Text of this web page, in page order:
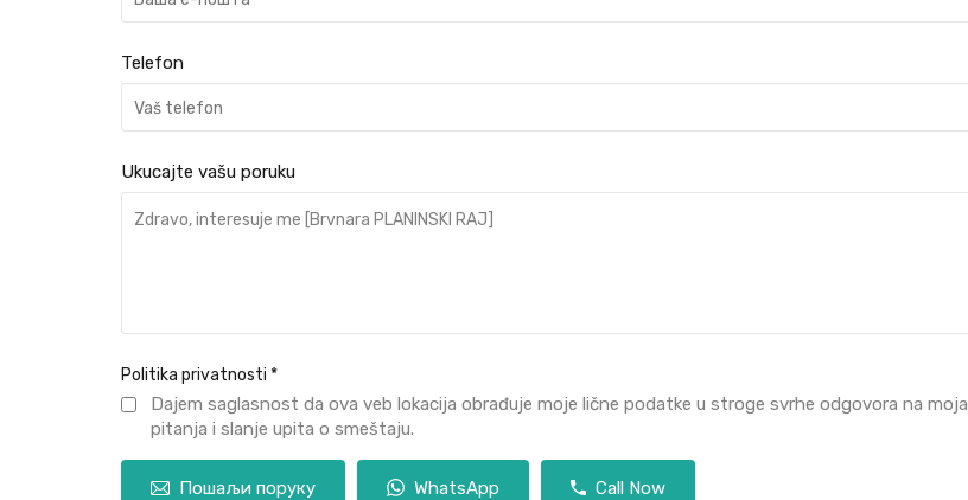
Telefon
Ukucajte vašu poruku
Politika privatnosti *
Dajem saglasnost da ova veb lokacija obrađuje moje lične podatke u stroge svrhe odgovora na moja
pitanja i slanje upita o smeštaju.
Пошаљи поруку WhatsApp Call Now